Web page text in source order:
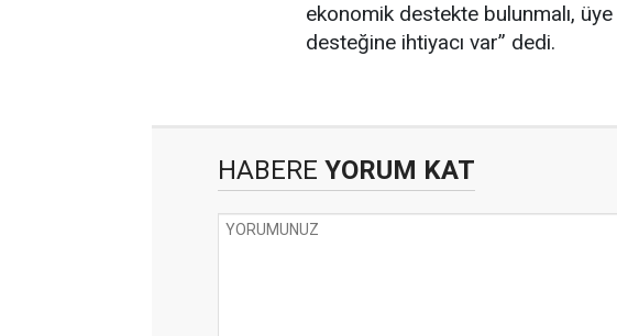
ekonomik destekte bulunmalı,
desteğine ihtiyacı var” dedi.
HABERE YORUM KAT